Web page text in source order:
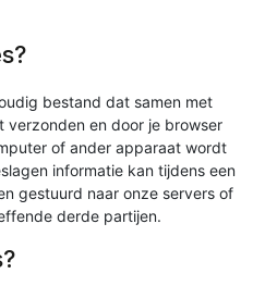
bestand dat samen met
verzonden en door je browser
of ander apparaat wordt
informatie kan tijdens een
gestuurd naar onze servers of
derde partijen.